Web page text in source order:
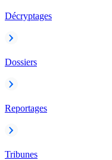
Décryptages
Dossiers
Reportages
Tribunes